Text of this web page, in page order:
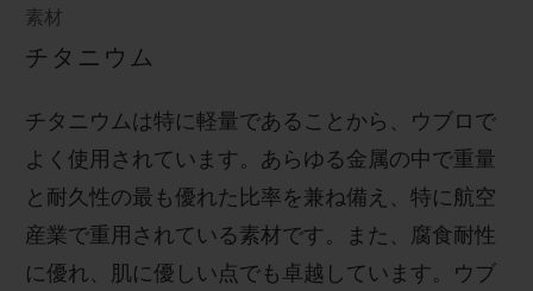
素材
チタニウム
チタニウムは特に軽量であることから、ウブロで
よく使用されています。あらゆる金属の中で重量
と耐久性の最も優れた比率を兼ね備え、特に航空
産業で重用されている素材です。また、腐食耐性
に優れ、肌に優しい点でも卓越しています。ウブ